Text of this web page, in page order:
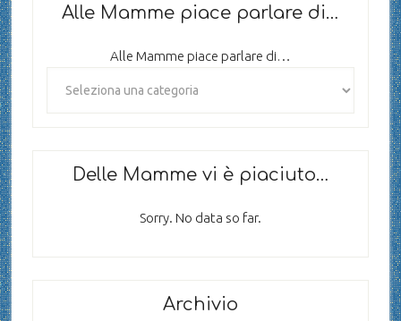
Alle Mamme piace parlare di…
Alle Mamme piace parlare di…
Delle Mamme vi è piaciuto…
Sorry. No data so far.
Archivio